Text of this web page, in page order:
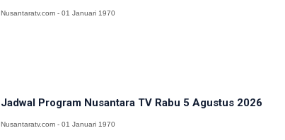
Nusantaratv.com - 01 Januari 1970
Jadwal Program Nusantara TV Rabu 5 Agustus 2026
Nusantaratv.com - 01 Januari 1970